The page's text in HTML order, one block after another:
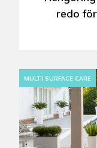
redo
MULTI SURFACE CARE